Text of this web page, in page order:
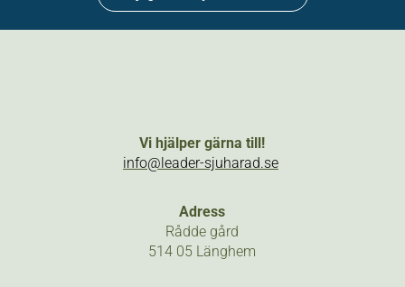
Vi hjälper gärna till!
info@leader-sjuharad.se
Adress
Rådde gård
514 05 Länghem